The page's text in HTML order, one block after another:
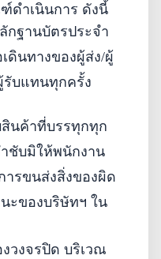
ฑ์ดำเนินการ ดังนี้
กฐานบัตรประจำ
ดินทางของผู้ส่ง/ผู้
รับแทนทุกครั้ง
สินค้าที่บรรทุกทุก
ชับมิให้พนักงาน
รขนส่งสิ่งของผิด
ะของบริษัทฯ ใน
วงจรปิด บริเวณ